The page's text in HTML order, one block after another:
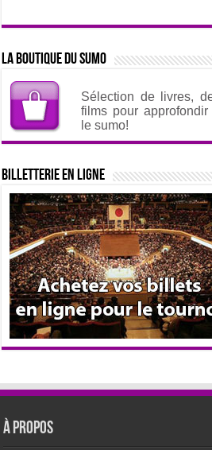
La boutique du sumo
Sélection de livres,
films pour
le sumo!
Billetterie en ligne
À propos